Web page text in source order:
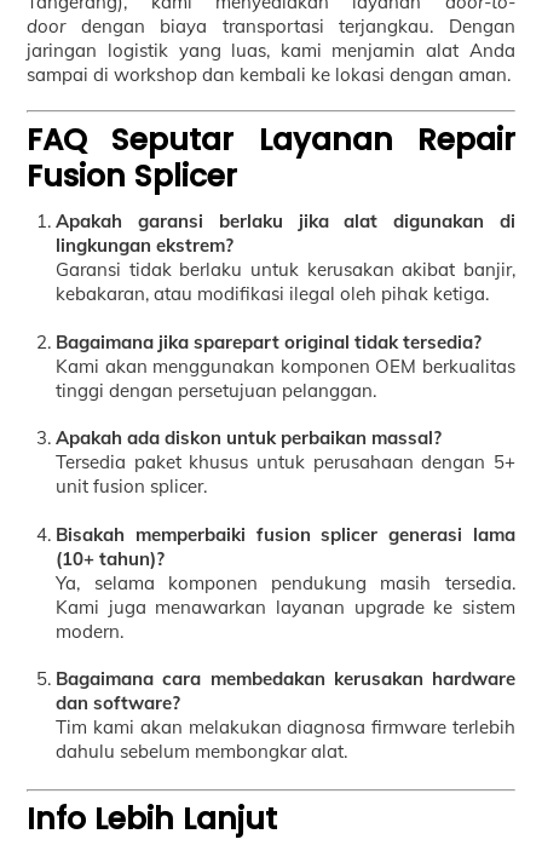
doordengan biaya transportasi terjangkau. Dengan
jaringan logistik yang luas, kami menjamin alat Anda
sampai di workshop dan kembali ke lokasi dengan aman.
FAQ Seputar Layanan Repair
Fusion Splicer
Apakah garansi berlaku jika alat digunakan di
lingkungan ekstrem?
Garansi tidak berlaku untuk kerusakan akibat banjir,
kebakaran, atau modifikasi ilegal oleh pihak ketiga.
Bagaimana jika sparepart original tidak tersedia?
Kami akan menggunakan komponen OEM berkualitas
tinggi dengan persetujuan pelanggan.
Apakah ada diskon untuk perbaikan massal?
Tersedia paket khusus untuk perusahaan dengan 5+
unit fusion splicer.
Bisakah memperbaiki fusion splicer generasi lama
(10+ tahun)?
Ya, selama komponen pendukung masih tersedia.
Kami juga menawarkan layanan upgrade ke sistem
modern.
Bagaimana cara membedakan kerusakan hardware
dan software?
Tim kami akan melakukan diagnosa firmware terlebih
dahulu sebelum membongkar alat.
Info Lebih Lanjut